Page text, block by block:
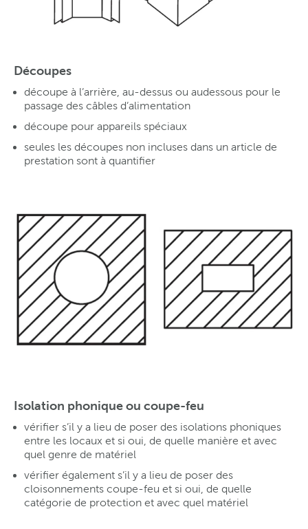
Découpes
découpe à l’arrière, au-dessus ou audessous pour le
passage des câbles d’alimentation
découpe pour appareils spéciaux
seules les découpes non incluses dans un article de
prestation sont à quantifier
Isolation phonique ou coupe-feu
vérifier s’il y a lieu de poser des isolations phoniques
entre les locaux et si oui, de quelle manière et avec
quel genre de matériel
vérifier également s’il y a lieu de poser des
cloisonnements coupe-feu et si oui, de quelle
catégorie de protection et avec quel matériel